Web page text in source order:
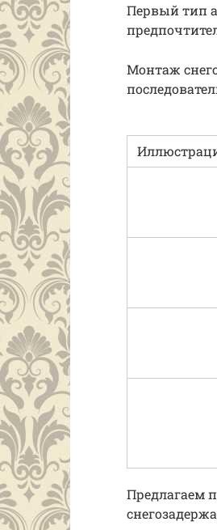
Первый тип
Монтаж
Предлагаем